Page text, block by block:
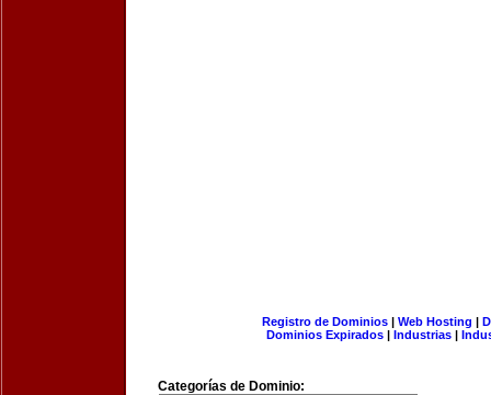
Registro de Dominios| Web Hosting |
Dominios Expirados | Industrias |
Categorías de Dominio: